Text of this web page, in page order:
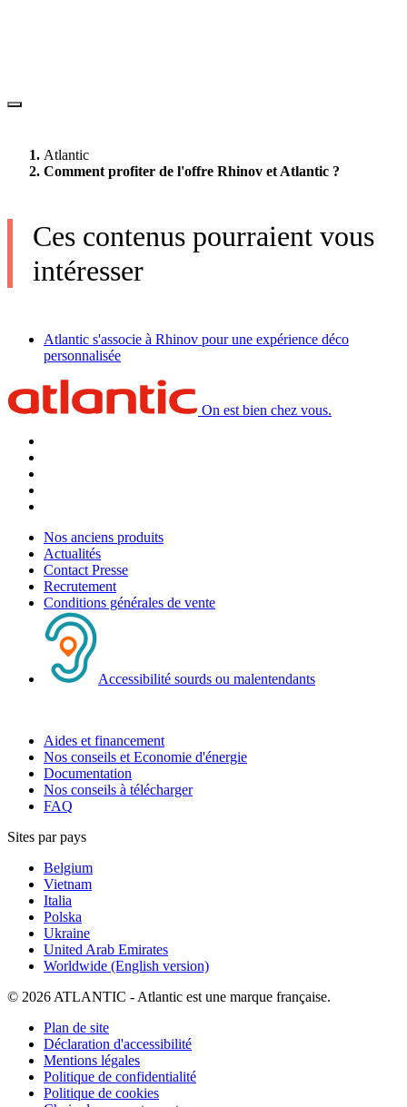
Atlantic
Comment profiter de l'offre Rhinov et Atlantic ?
Ces contenus pourraient vous
intéresser
Atlantic s'associe à Rhinov pour une expérience déco
personnalisée
On est bien chez vous.
Nos anciens produits
Actualités
Contact Presse
Recrutement
Conditions générales de vente
Accessibilité sourds ou malentendants
Aides et financement
Nos conseils et Economie d'énergie
Documentation
Nos conseils à télécharger
FAQ
Sites par pays
Belgium
Vietnam
Italia
Polska
Ukraine
United Arab Emirates
Worldwide (English version)
© 2026 ATLANTIC - Atlantic est une marque française.
Plan de site
Déclaration d'accessibilité
Mentions légales
Politique de confidentialité
Politique de cookies